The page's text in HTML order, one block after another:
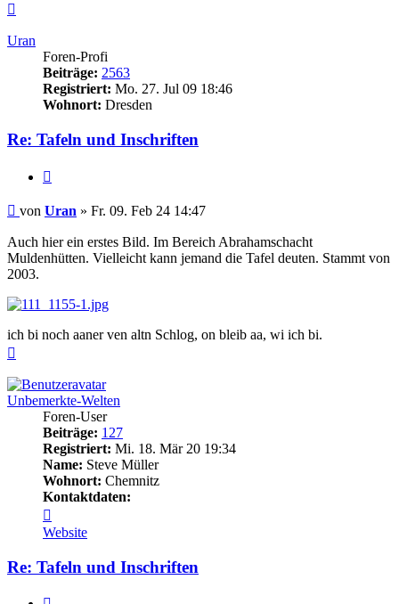
Uran
Foren-Profi
Beiträge: 2563
Registriert: Mo. 27. Jul 09 18:46
Wohnort: Dresden
Re: Tafeln und Inschriften
Beitrag
von Uran » Fr. 09. Feb 24 14:47
Auch hier ein erstes Bild. Im Bereich Abrahamschacht
Muldenhütten. Vielleicht kann jemand die Tafel deuten. Stammt von
2003.
ich bi noch aaner ven altn Schlog, on bleib aa, wi ich bi.
Unbemerkte-Welten
Foren-User
Beiträge: 127
Registriert: Mi. 18. Mär 20 19:34
Name: Steve Müller
Wohnort: Chemnitz
Kontaktdaten:
von
Unbemerkte-
Welten
Website
Re: Tafeln und Inschriften